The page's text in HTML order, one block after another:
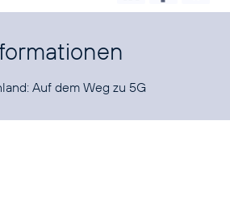
Auf dem Weg zu 5G